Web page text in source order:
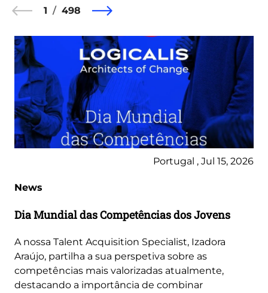
1 498
Portugal , Jul 15, 2026
News
Dia Mundial das Competências dos Jovens
A nossa Talent Acquisition Specialist, Izadora
Araújo, partilha a sua perspetiva sobre as
competências mais valorizadas atualmente,
destacando a importância de combinar